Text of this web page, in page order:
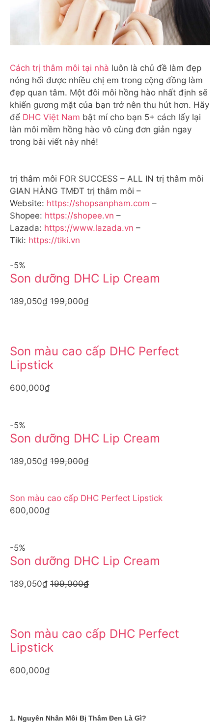
Cách trị thâm môi tại nhà luôn là chủ đề làm đẹp
nóng hổi được nhiều chị em trong cộng đồng làm
đẹp quan tâm. Một đôi môi hồng hào nhất định sẽ
khiến gương mặt của bạn trở nên thu hút hơn. Hãy
để DHC Việt Nam bật mí cho bạn 5+ cách lấy lại
làn môi mềm hồng hào vô cùng đơn giản ngay
trong bài viết này nhé!
trị thâm môi FOR SUCCESS – ALL IN trị thâm môi
GIAN HÀNG TMĐT trị thâm môi –
Website: https://shopsanpham.com –
Shopee: https://shopee.vn –
Lazada: https://www.lazada.vn –
Tiki: https://tiki.vn
-5%
Son dưỡng DHC Lip Cream
189,050₫ 199,000₫
Son màu cao cấp DHC Perfect
Lipstick
600,000₫
-5%
Son dưỡng DHC Lip Cream
189,050₫ 199,000₫
Son màu cao cấp DHC Perfect Lipstick
600,000₫
-5%
Son dưỡng DHC Lip Cream
189,050₫ 199,000₫
Son màu cao cấp DHC Perfect
Lipstick
600,000₫
1. Nguyên Nhân Môi Bị Thâm Đen Là Gì?